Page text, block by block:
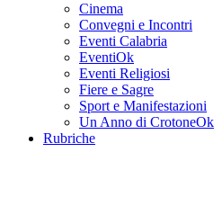
Cinema
Convegni e Incontri
Eventi Calabria
EventiOk
Eventi Religiosi
Fiere e Sagre
Sport e Manifestazioni
Un Anno di CrotoneOk
Rubriche